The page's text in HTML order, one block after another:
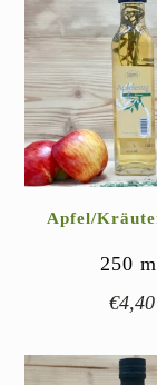
Apfel/
250
€4,40